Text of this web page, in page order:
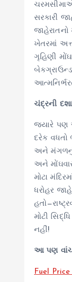
સરકારી
ખેતરમાં
ગૃહિણી
ચંદ્રની
જ્યારે પણ
દરેક વધતો
અને મંગળનું
અને
મોટા
ધરોહર
મોટી
નહીં!
આ પણ
Fuel